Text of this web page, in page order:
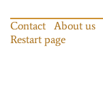
Contact About us
Restart page